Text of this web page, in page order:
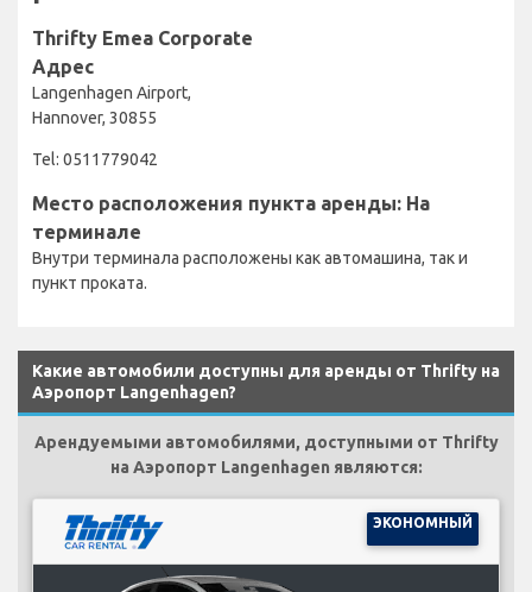
Thrifty Emea Corporate
Адрес
Langenhagen Airport,
Hannover, 30855
Tel: 0511779042
Место расположения пункта аренды: На
терминале
Внутри терминала расположены как автомашина, так и
пункт проката.
Какие автомобили доступны для аренды от Thrifty на
Аэропорт Langenhagen?
Арендуемыми автомобилями, доступными от Thrifty
на Аэропорт Langenhagen являются:
ЭКОНОМНЫЙ